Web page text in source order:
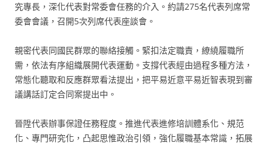
究專長，深化代表對常委會任務的介入。約請275名代表列席常
委會會議，召開5次列席代表座談會。
親密代表同國民群眾的聯絡接觸。緊扣法定職責，繚繞履職所
需，依法有序組織展開代表運動。支撐代表經由過程多種方法，
常態化聽取和反應群眾看法提出，把平易近意平易近智表現到審
議講話訂定合同案提出中。
晉陞代表辦事保證任務程度。推進代表進修培訓體系化、規范
化、專門研究化，凸起思惟政治引領，強化履職基本常識，拓展